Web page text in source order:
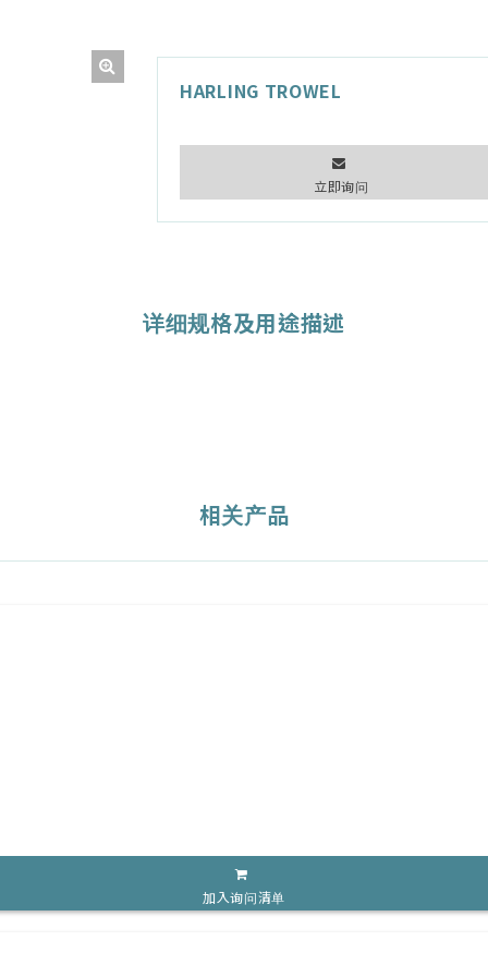
HARLING TROWEL
立即询问
详细规格及用途描述
相关产品
加入询问清单